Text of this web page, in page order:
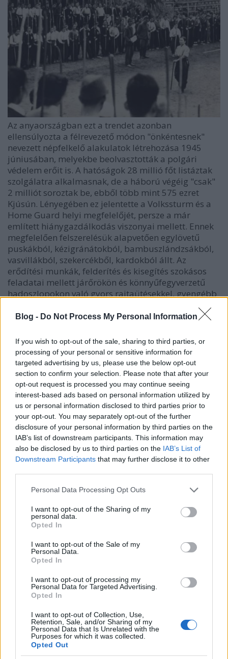
Blog - Do Not Process My Personal Information
If you wish to opt-out of the sale, sharing to third parties, or
processing of your personal or sensitive information for
targeted advertising by us, please use the below opt-out
section to confirm your selection. Please note that after your
opt-out request is processed you may continue seeing
interest-based ads based on personal information utilized by
us or personal information disclosed to third parties prior to
your opt-out. You may separately opt-out of the further
disclosure of your personal information by third parties on the
IAB’s list of downstream participants. This information may
also be disclosed by us to third parties on the IAB’s List of
Downstream Participants that may further disclose it to other
Please note that this website/app uses one or more Google
not limited to your visit or usage behaviour. You may click to
grant or deny consent to Google and its third-party tags to
use your data for below specified purposes in below Google
consent section.
Personal Data Processing Opt Outs
I want to opt-out of the Sharing of my
personal data.
Opted In
I want to opt-out of the Sale of my
Personal Data.
Opted In
I want to opt-out of processing my
Personal Data for Targeted Advertising.
Opted In
I want to opt-out of Collection, Use,
Retention, Sale, and/or Sharing of my
Personal Data that Is Unrelated with the
Purposes for which it was collected.
Opted Out
Az anyaországban ezt a trendet azonban
ellensúlyozta a félrevezető módon "önkéntesnek"
nevezett népfelkelő alakulatok létrehozása 1945
júniusában, melyekbe beolvasztották a polgári
védelem erőit is. A hatóságok 28 millió főt listáztak
szolgálatra alkalmasnak, de a háború végéig "csak"
2 milliót soroztak be, ebből több mint 575 ezret
Kjúsún. Lényegében ez jelentette a Volkssturm és a
Home Guard helyi megfelelőjét, persze a már
említett hiánygazdálkodás viszonyai mellett. Ennek
megfelelően felszerelésük alapvetően egylövetű
puskákból, kézigránátokból, bambuszlándzsákból,
vasvillákból, szekercékből, kardokból állt. Az
erődítési munkák, felderítés és kisegítés szokásos
feladatai mellett járőrökön és könnyűfegyverzetű
hadoszlopokon való gyors rajtaütésekkel, gyengébb
támadásokkal és az arcvonal mögötti
háborúból, ezért rájuk is szívesen hivatkoznak a
krónikások, amikor egy esetleges invázió borzalmait
kell ecsetelni. Ajánlatos azonban ilyenkor figyelembe
venni, hogy a japán átlagembernek aligha volt
erőssége a gerillaharc. Ott ugyanis inkább
hátránynak, mint előnynek számítanak azok a
tulajdonságok, melyek egy erősen konformista és
tekintélyelvű társadalom ideális alattvalójává tették
őt. (A kontraszt kedvéért meg lehet nézni a szomáliai
vagy afganisztáni helyzetet.)
Lehulló virágok
a szárazföldi csapatoknak szánt főszerepet a várt
szerint értelmező "különleges
támadóalakulatoknak" (
"Isteni Szél" nevet vette fel, ahonnan közismert nevük
is származik. A "különleges" jelző amellett, hogy
körülmények között mondvacsináltnak is számított,
elvégre voltaképpen a japán védők közül senki nem
számíthatott arra, hogy túléli a betolakodók elleni
küzdelmet. ("Mártíralakulatoknak" is lehetne nevezni
őket, de az efféle értékítélet nyilván kiválthatná az
elfogultság vádját.) Megalakulásuk katonai és
kultúrtörténeti okaiba most inkább nem megyünk